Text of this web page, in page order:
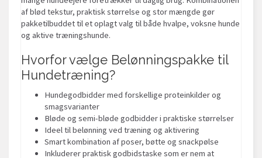
af blød tekstur, praktisk størrelse og stor mængde gør
pakketilbuddet til et oplagt valg til både hvalpe, voksne hunde
og aktive træningshunde.
Hvorfor vælge Belønningspakke til
Hundetræning?
Hundegodbidder med forskellige proteinkilder og
smagsvarianter
Bløde og semi-bløde godbidder i praktiske størrelser
Ideel til belønning ved træning og aktivering
Smart kombination af poser, bøtte og snackpølse
Inkluderer praktisk godbidstaske som er nem at